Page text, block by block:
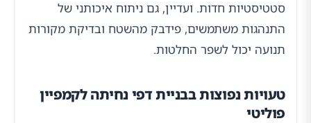
סטטיסטיות חדות. ועדיין, גם ניתוח איכותני של
התנהגות משתמשים, פידבק מהשטח ובדיקת מקורות
תנועה יכול לשפר החלטות.
טעויות נפוצות בבניית דפי נחיתה לקמפיין
פוליטי